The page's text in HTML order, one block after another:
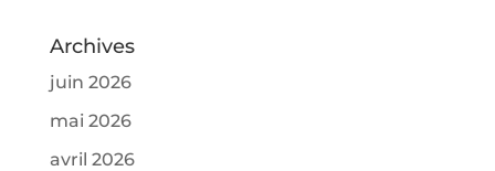
Archives
juin 2026
mai 2026
avril 2026